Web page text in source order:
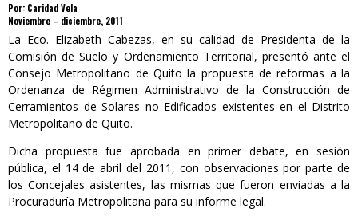
Por: Caridad Vela
Noviembre – diciembre, 2011
La Eco. Elizabeth Cabezas, en su calidad de Presidenta de la
Comisión de Suelo y Ordenamiento Territorial, presentó ante el
Consejo Metropolitano de Quito la propuesta de reformas a la
Ordenanza de Régimen Administrativo de la Construcción de
Cerramientos de Solares no Edificados existentes en el Distrito
Metropolitano de Quito.
Dicha propuesta fue aprobada en primer debate, en sesión
pública, el 14 de abril del 2011, con observaciones por parte de
los Concejales asistentes, las mismas que fueron enviadas a la
Procuraduría Metropolitana para su informe legal.